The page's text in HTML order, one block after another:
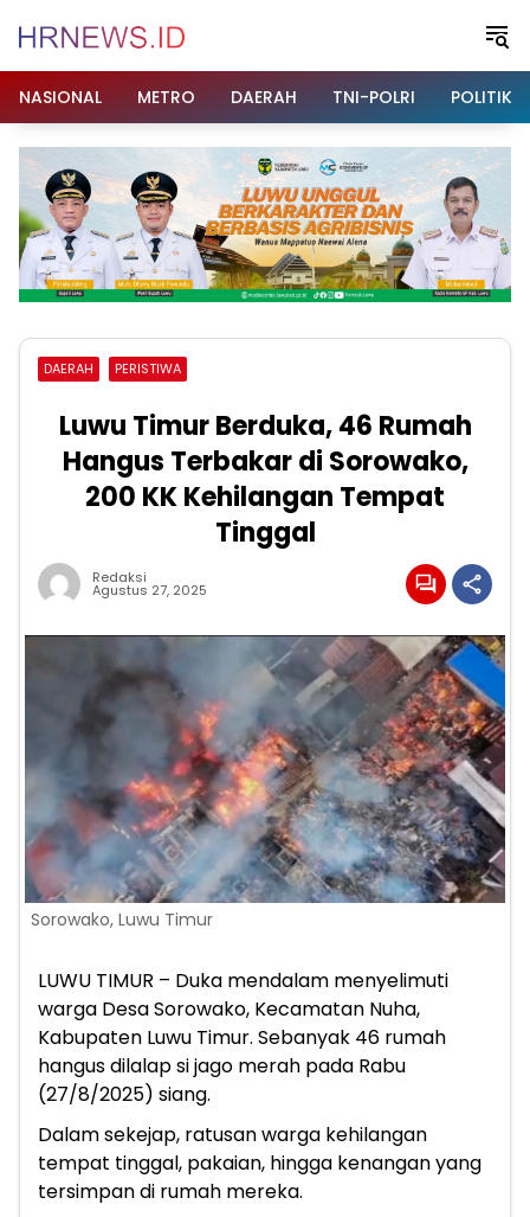
NASIONAL
METRO DAERAH TNI-POLRI POLITIK
DAERAH PERISTIWA
Luwu Timur Berduka, 46 Rumah
Hangus Terbakar di Sorowako,
200 KK Kehilangan Tempat
Tinggal
Redaksi
Agustus 27, 2025
Sorowako, Luwu Timur
LUWU TIMUR – Duka mendalam menyelimuti
warga Desa Sorowako, Kecamatan Nuha,
Kabupaten Luwu Timur. Sebanyak 46 rumah
hangus dilalap si jago merah pada Rabu
(27/8/2025) siang.
Dalam sekejap, ratusan warga kehilangan
tempat tinggal, pakaian, hingga kenangan yang
tersimpan di rumah mereka.